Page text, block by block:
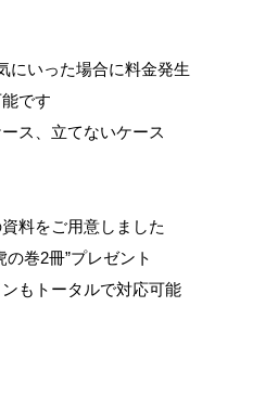
にいった場合に料金発生
です
ス、立てないケース
料をご用意しました
巻2冊”プレゼント
もトータルで対応可能